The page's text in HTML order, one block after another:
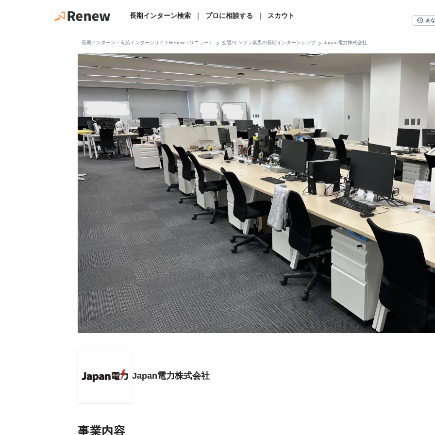
長期インターン検索 プロに相談する スカウト
history あ
長期インターン・有給インターンサイトRenew（リニュー） chevron_right 交通/インフラ業界の長期インターンシップchevron_right Japan電力株式会社
Japan電力株式会社
事業内容